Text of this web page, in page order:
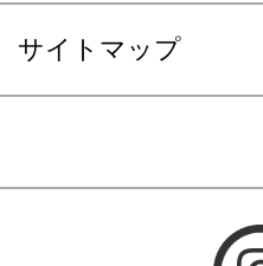
サイトマップ